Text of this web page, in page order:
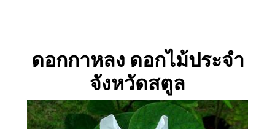
ดอกกาหลง ดอกไม้ประจำ
จังหวัดสตูล